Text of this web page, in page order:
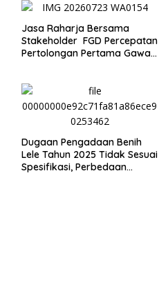
DPRD TTS.
Jasa Raharja Bersama
Stakeholder FGD Percepatan
Pertolongan Pertama Gawat
Dugaan Pengadaan Benih
Lele Tahun 2025 Tidak Sesuai
Spesifikasi, Perbedaan